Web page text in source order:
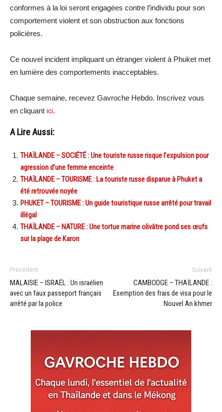
conformes à la loi seront engagées contre l’individu pour son
comportement violent et son obstruction aux fonctions
policières.
Ce nouvel incident impliquant un étranger violent à Phuket met
en lumière des comportements inacceptables.
Chaque semaine, recevez Gavroche Hebdo. Inscrivez vous
en cliquant ici.
A Lire Aussi:
THAÏLANDE – SOCIÉTÉ : Une touriste russe risque l’expulsion pour
agression d’une femme enceinte
THAÏLANDE – TOURISME : La touriste russe disparue à Phuket a
été retrouvée noyée
PHUKET – TOURISME : Un guide touristique russe arrêté pour travail
illégal
THAÏLANDE – NATURE : Une tortue marine olivâtre pond ses œufs
sur la plage de Karon
Précédent
MALAISIE – ISRAËL : Un israélien
avec un faux passeport français
arrêté par la police
Suivant
CAMBODGE – THAÏLANDE :
Exemption des frais de visa pour le
Nouvel An khmer